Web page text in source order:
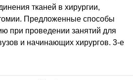
тканей в хирургии,
Предложенные способы
при проведении занятий для
и начинающих хирургов. 3-е